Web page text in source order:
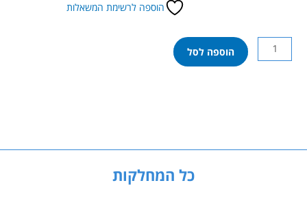
הוספה לרשימת המשאלות
כמות
של
הוספה לסל
כל המחלקות